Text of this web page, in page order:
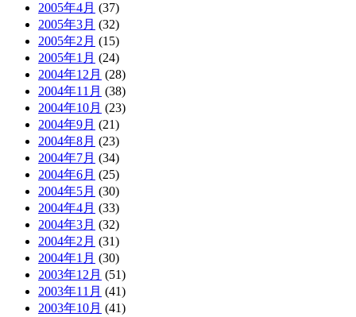
2005年4月 (37)
2005年3月 (32)
2005年2月 (15)
2005年1月 (24)
2004年12月 (28)
2004年11月 (38)
2004年10月 (23)
2004年9月 (21)
2004年8月 (23)
2004年7月 (34)
2004年6月 (25)
2004年5月 (30)
2004年4月 (33)
2004年3月 (32)
2004年2月 (31)
2004年1月 (30)
2003年12月 (51)
2003年11月 (41)
2003年10月 (41)